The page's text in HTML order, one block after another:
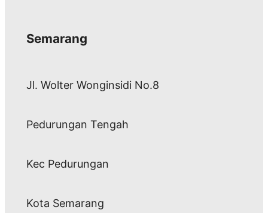
Semarang
Jl. Wolter Wonginsidi No.8
Pedurungan Tengah
Kec Pedurungan
Kota Semarang